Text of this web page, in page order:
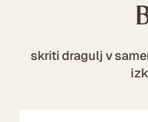
skriti dragulj v